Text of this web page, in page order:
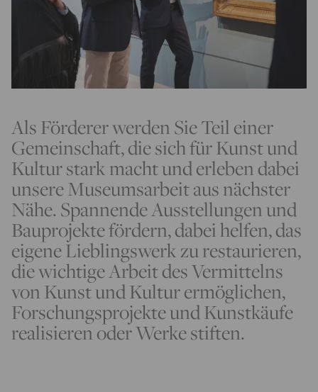
Als Förderer werden Sie Teil einer
Gemeinschaft, die sich für Kunst und
Kultur stark macht und erleben dabei
unsere Museumsarbeit aus nächster
Nähe. Spannende Ausstellungen und
Bauprojekte fördern, dabei helfen, das
eigene Lieblingswerk zu restaurieren,
die wichtige Arbeit des Vermittelns
von Kunst und Kultur ermöglichen,
Forschungsprojekte und Kunstkäufe
realisieren oder Werke stiften.